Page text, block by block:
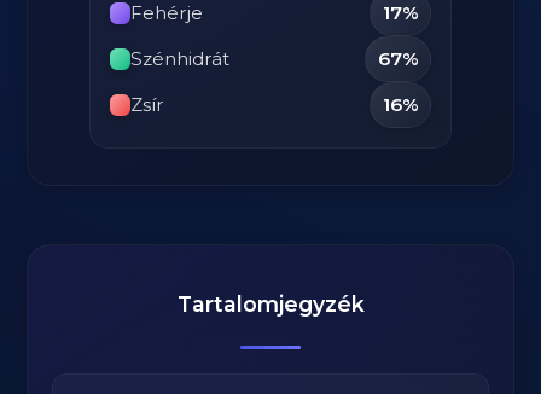
Fehérje
17%
Szénhidrát
67%
Zsír
16%
Tartalomjegyzék